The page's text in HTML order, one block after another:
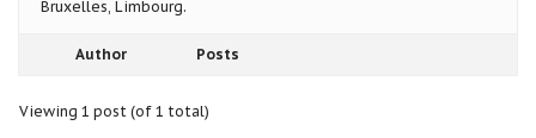
Bruxelles, Limbourg.
Author Posts
Viewing 1 post (of 1 total)